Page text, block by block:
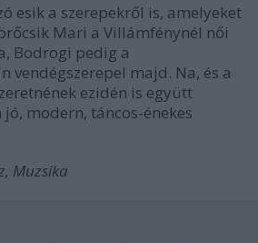
esik a szerepekről is, amelyeket
Mari a Villámfénynél női
Bodrogi pedig a
vendégszerepel majd. Na, és a
ezidén is együtt
modern, táncos-énekes
Muzsika